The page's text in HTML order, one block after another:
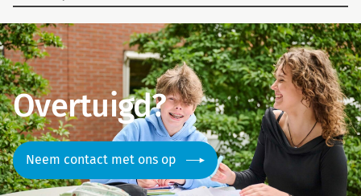
Overtuigd?
Neem contact met ons op